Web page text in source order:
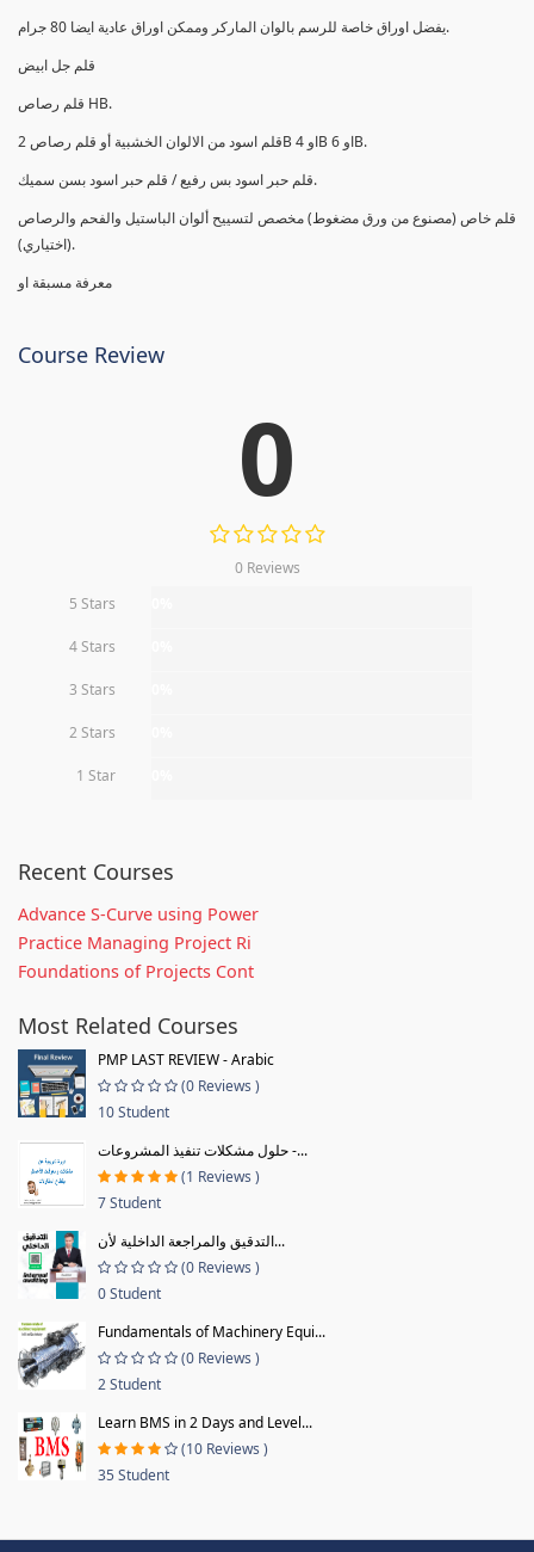
يفضل اوراق خاصة للرسم بالوان الماركر وممكن اوراق عادية ايضا 80 جرام.
قلم جل ابيض
قلم رصاص HB.
قلم اسود من الالوان الخشبية أو قلم رصاص 2B او 4B او 6B.
قلم حبر اسود بس رفيع / قلم حبر اسود بسن سميك.
قلم خاص (مصنوع من ورق مضغوط) مخصص لتسييح ألوان الباستيل والفحم والرصاص
(اختياري).
معرفة مسبقة او
Course Review
0
0 Reviews
5 Stars
4 Stars
3 Stars
2 Stars
1 Star
Recent Courses
Advance S-Curve using Power
Practice Managing Project Ri
Foundations of Projects Cont
Most Related Courses
PMP LAST REVIEW - Arabic
(0 Reviews )
10 Student
حلول مشكلات تنفيذ المشروعات -...
(1 Reviews )
7 Student
التدقيق والمراجعة الداخلية لأن...
(0 Reviews )
0 Student
Fundamentals of Machinery Equi...
(0 Reviews )
2 Student
Learn BMS in 2 Days and Level...
(10 Reviews )
35 Student